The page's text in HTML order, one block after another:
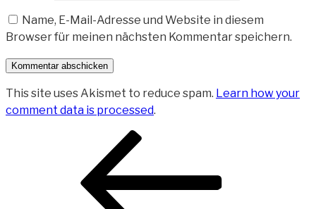
Name, E-Mail-Adresse und Website in diesem
Browser für meinen nächsten Kommentar speichern.
This site uses Akismet to reduce spam. Learn how your
comment data is processed.
Beitragsnavigation